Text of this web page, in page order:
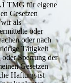
TMG für eigene
Gesetzen
als
oder
oder nach
Tätigkeit
Sperrung der
Gesetzen
Haftung ist